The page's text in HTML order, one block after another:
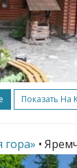
Показать На
•